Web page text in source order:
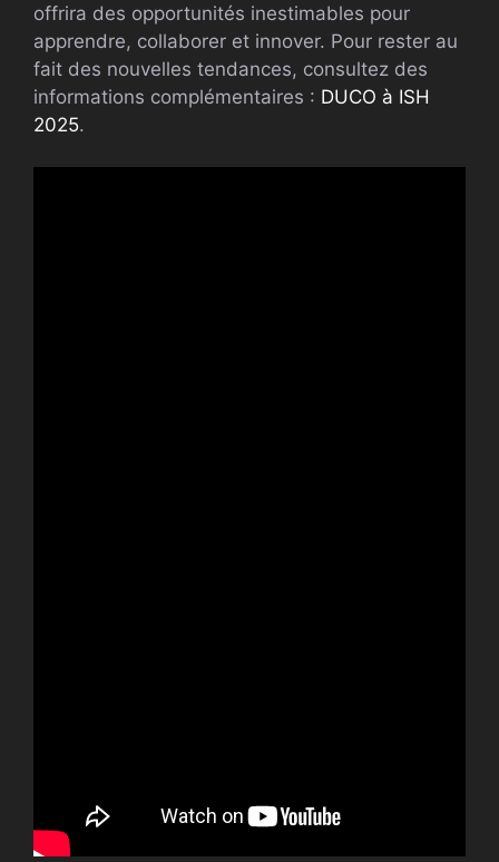
offrira des opportunités inestimables pour
apprendre, collaborer et innover. Pour rester au
fait des nouvelles tendances, consultez des
informations complémentaires : DUCO à ISH
2025.